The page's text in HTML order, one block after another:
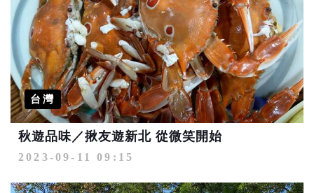
台灣
秋遊品味／揪友遊新北 從微笑開始
2023-09-11 09:15